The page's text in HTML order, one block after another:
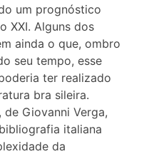
um prognóstico
XXI. Alguns dos
ainda o que, ombro
seu tempo, esse
ter realizado
bra sileira.
Giovanni Verga,
italiana
da